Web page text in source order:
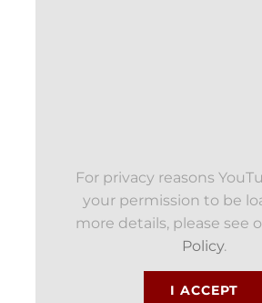
For privacy reasons
your permission to be
more details, please see
Policy.
I ACCEPT